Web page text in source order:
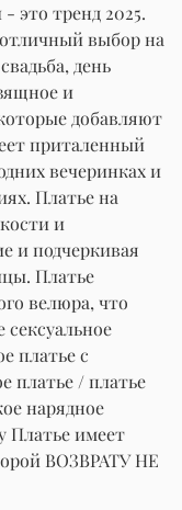
это тренд 2025.
выбор на
день
и
добавляют
приталенный
вечеринках и
Платье на
и
и подчеркивая
Платье
велюра, что
сексуальное
платье с
платье / платье
нарядное
Платье имеет
ВОЗВРАТУ НЕ